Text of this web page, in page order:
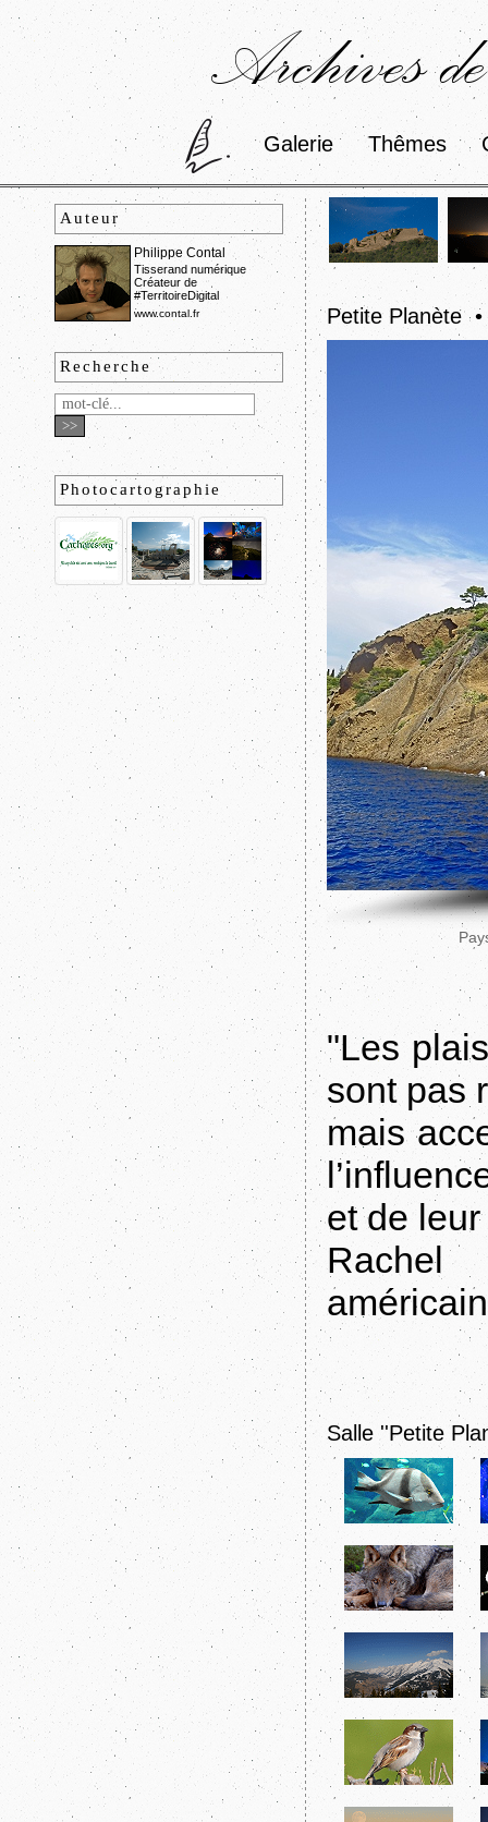
Archives
Galerie Thêmes
Auteur
Philippe Contal
Tisserand numérique
Créateur de
#TerritoireDigital
www.contal.fr
Recherche
Photocartographie
Petite Planète
"Les
sont pas
mais
et de
Rachel
Salle ''Petite